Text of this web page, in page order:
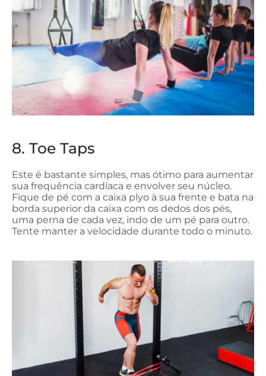
8. Toe Taps
Este é bastante simples, mas ótimo para aumentar
sua frequência cardíaca e envolver seu núcleo.
Fique de pé com a caixa plyo à sua frente e bata na
borda superior da caixa com os dedos dos pés,
uma perna de cada vez, indo de um pé para outro.
Tente manter a velocidade durante todo o minuto.